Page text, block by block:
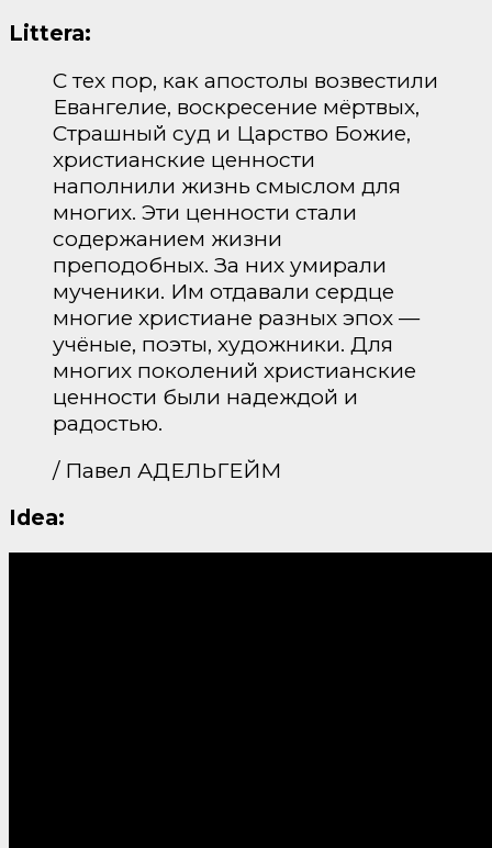
Littera:
С тех пор, как апостолы возвестили
Евангелие, воскресение мёртвых,
Страшный суд и Царство Божие,
христианские ценности
наполнили жизнь смыслом для
многих. Эти ценности стали
содержанием жизни
преподобных. За них умирали
мученики. Им отдавали сердце
многие христиане разных эпох —
учёные, поэты, художники. Для
многих поколений христианские
ценности были надеждой и
радостью.
/ Павел АДЕЛЬГЕЙМ
Idea: